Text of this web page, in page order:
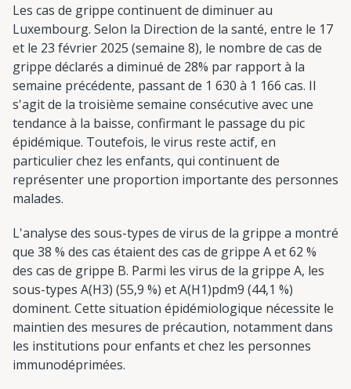
Les cas de grippe continuent de diminuer au
Luxembourg. Selon la Direction de la santé, entre le 17
et le 23 février 2025 (semaine 8), le nombre de cas de
grippe déclarés a diminué de 28% par rapport à la
semaine précédente, passant de 1 630 à 1 166 cas. Il
s'agit de la troisième semaine consécutive avec une
tendance à la baisse, confirmant le passage du pic
épidémique. Toutefois, le virus reste actif, en
particulier chez les enfants, qui continuent de
représenter une proportion importante des personnes
malades.
L'analyse des sous-types de virus de la grippe a montré
que 38 % des cas étaient des cas de grippe A et 62 %
des cas de grippe B. Parmi les virus de la grippe A, les
sous-types A(H3) (55,9 %) et A(H1)pdm9 (44,1 %)
dominent. Cette situation épidémiologique nécessite le
maintien des mesures de précaution, notamment dans
les institutions pour enfants et chez les personnes
immunodéprimées.